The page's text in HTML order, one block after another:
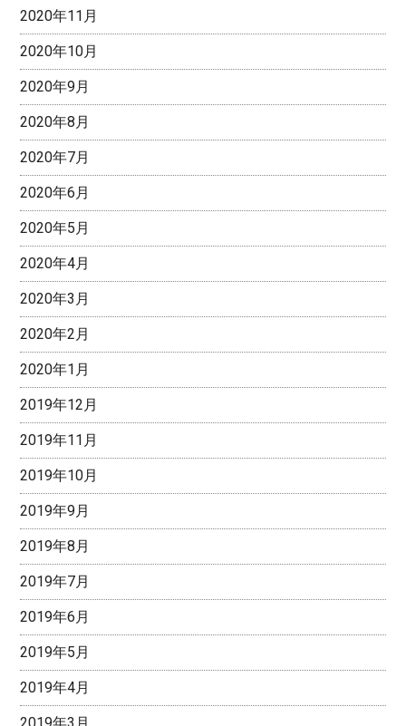
2020年11月
2020年10月
2020年9月
2020年8月
2020年7月
2020年6月
2020年5月
2020年4月
2020年3月
2020年2月
2020年1月
2019年12月
2019年11月
2019年10月
2019年9月
2019年8月
2019年7月
2019年6月
2019年5月
2019年4月